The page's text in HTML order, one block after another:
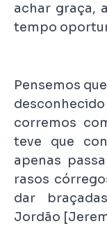
achar graça,
tempo
Pensemos
corremos
teve que
apenas
rasos
dar
Jordão